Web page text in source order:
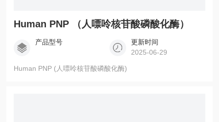
Human PNP （人嘌呤核苷酸磷酸化酶）
产品型号
更新时间
2025-06-29
Human PNP (人嘌呤核苷酸磷酸化酶)